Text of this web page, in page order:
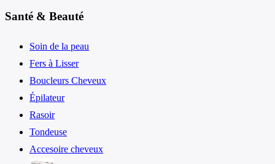
Santé & Beauté
Soin de la peau
Fers à Lisser
Boucleurs Cheveux
Épilateur
Rasoir
Tondeuse
Accesoire cheveux